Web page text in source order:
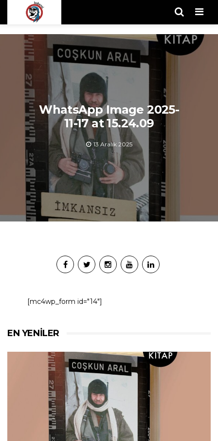
WhatsApp Image 2025-
11-17 at 15.24.09
13 Aralık 2025
[mc4wp_form id="14"]
EN YENILER